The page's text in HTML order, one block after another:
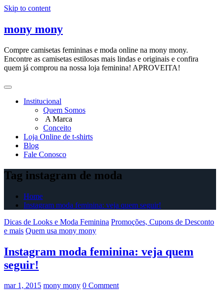
Skip to content
mony mony
Compre camisetas femininas e moda online na mony mony.
Encontre as camisetas estilosas mais lindas e originais e confira
quem já comprou na nossa loja feminina! APROVEITA!
Institucional
Quem Somos
A Marca
Conceito
Loja Online de t-shirts
Blog
Fale Conosco
Tag instagram de moda
Home
Instagram moda feminina: veja quem seguir!
Dicas de Looks e Moda Feminina Promoções, Cupons de Desconto
e mais Quem usa mony mony
Instagram moda feminina: veja quem
seguir!
mar 1, 2015 mony mony 0 Comment